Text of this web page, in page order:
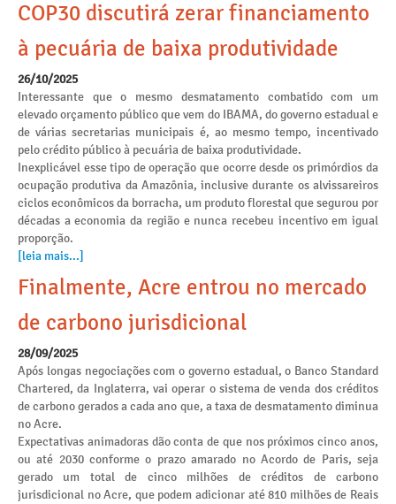
COP30 discutirá zerar financiamento
à pecuária de baixa produtividade
26/10/2025
Interessante que o mesmo desmatamento combatido com um
elevado orçamento público que vem do IBAMA, do governo estadual e
de várias secretarias municipais é, ao mesmo tempo, incentivado
pelo crédito público à pecuária de baixa produtividade.
Inexplicável esse tipo de operação que ocorre desde os primórdios da
ocupação produtiva da Amazônia, inclusive durante os alvissareiros
ciclos econômicos da borracha, um produto florestal que segurou por
décadas a economia da região e nunca recebeu incentivo em igual
proporção.
[leia mais...]
Finalmente, Acre entrou no mercado
de carbono jurisdicional
28/09/2025
Após longas negociações com o governo estadual, o Banco Standard
Chartered, da Inglaterra, vai operar o sistema de venda dos créditos
de carbono gerados a cada ano que, a taxa de desmatamento diminua
no Acre.
Expectativas animadoras dão conta de que nos próximos cinco anos,
ou até 2030 conforme o prazo amarado no Acordo de Paris, seja
gerado um total de cinco milhões de créditos de carbono
jurisdicional no Acre, que podem adicionar até 810 milhões de Reais